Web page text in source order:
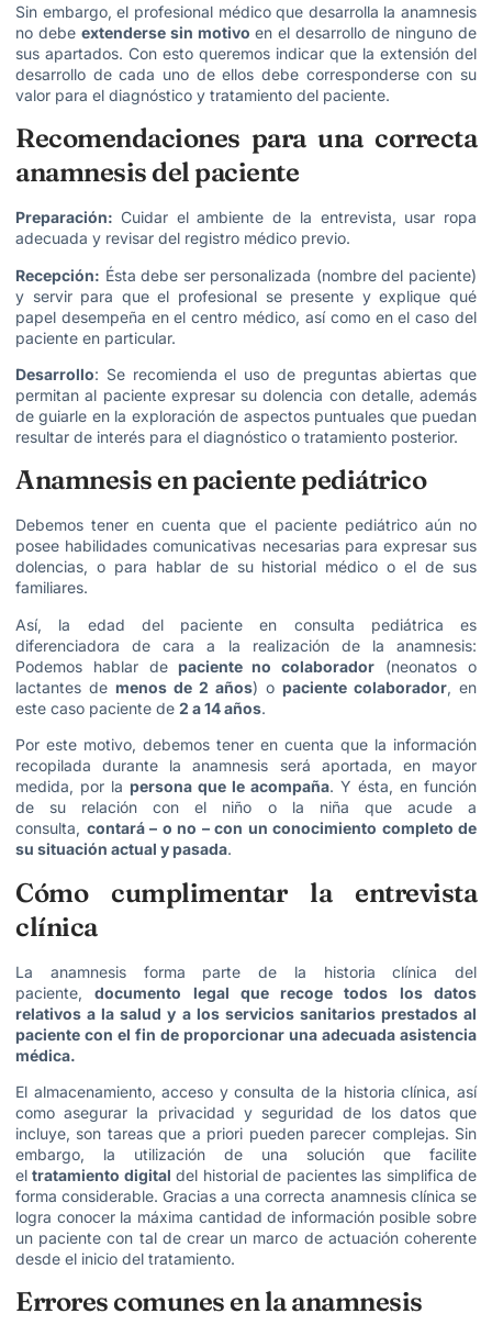
Sin embargo, el profesional médico que desarrolla la anamnesis
no debe extenderse sin motivo en el desarrollo de ninguno de
sus apartados. Con esto queremos indicar que la extensión del
desarrollo de cada uno de ellos debe corresponderse con su
valor para el diagnóstico y tratamiento del paciente.
Recomendaciones para una correcta
anamnesis del paciente
Preparación: Cuidar el ambiente de la entrevista, usar ropa
adecuada y revisar del registro médico previo.
Recepción: Ésta debe ser personalizada (nombre del paciente)
y servir para que el profesional se presente y explique qué
papel desempeña en el centro médico, así como en el caso del
paciente en particular.
Desarrollo: Se recomienda el uso de preguntas abiertas que
permitan al paciente expresar su dolencia con detalle, además
de guiarle en la exploración de aspectos puntuales que puedan
resultar de interés para el diagnóstico o tratamiento posterior.
Anamnesis en paciente pediátrico
Debemos tener en cuenta que el paciente pediátrico aún no
posee habilidades comunicativas necesarias para expresar sus
dolencias, o para hablar de su historial médico o el de sus
familiares.
Así, la edad del paciente en consulta pediátrica es
diferenciadora de cara a la realización de la anamnesis:
Podemos hablar depaciente no colaborador (neonatos o
lactantes de menos de 2 años) o paciente colaborador, en
este caso paciente de 2 a 14 años.
Por este motivo, debemos tener en cuenta que la información
recopilada durante la anamnesis será aportada, en mayor
medida, por la persona que le acompaña. Y ésta, en función
de su relación con el niño o la niña que acude a
consulta, contará – o no – con un conocimiento completo de
su situación actual y pasada.
Cómo cumplimentar la entrevista
clínica
La anamnesis forma parte de la historia clínica del
paciente,documento legal que recoge todos los datos
relativos a la salud y a los servicios sanitarios prestados al
paciente con el fin de proporcionar una adecuada asistencia
médica.
El almacenamiento, acceso y consulta de la historia clínica, así
como asegurar la privacidad y seguridad de los datos que
incluye, son tareas que a priori pueden parecer complejas. Sin
embargo, la utilización de una solución que facilite
eltratamiento digital del historial de pacientes las simplifica de
forma considerable. Gracias a una correcta anamnesis clínica se
logra conocer la máxima cantidad de información posible sobre
un paciente con tal de crear un marco de actuación coherente
desde el inicio del tratamiento.
Errores comunes en la anamnesis